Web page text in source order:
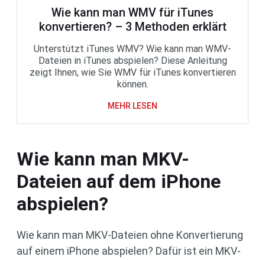
Wie kann man WMV für iTunes
konvertieren? – 3 Methoden erklärt
Unterstützt iTunes WMV? Wie kann man WMV-
Dateien in iTunes abspielen? Diese Anleitung
zeigt Ihnen, wie Sie WMV für iTunes konvertieren
können.
MEHR LESEN
Wie kann man MKV-
Dateien auf dem iPhone
abspielen?
Wie kann man MKV-Dateien ohne Konvertierung
auf einem iPhone abspielen? Dafür ist ein MKV-